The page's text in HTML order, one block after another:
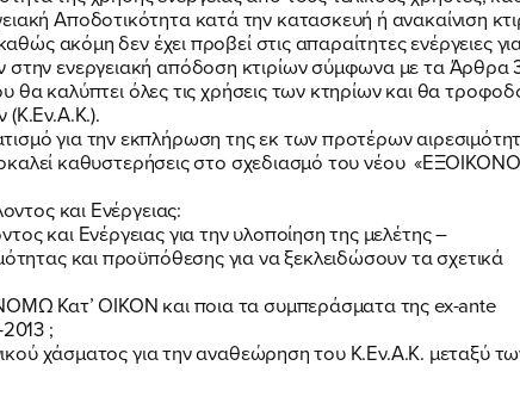
Αποδοτικότητα κατά την κατασκευή ή ανακαίνιση
ακόμη δεν έχει προβεί στις απαραίτητες ενέργειες
ενεργειακή απόδοση κτιρίων σύμφωνα με τα Άρθρα
θα καλύπτει όλες τις χρήσεις των κτηρίων και θα
(Κ.Εν.Α.Κ.).
για την εκπλήρωση της εκ των προτέρων
καθυστερήσεις στο σχεδιασμό του νέου
και Ενέργειας:
και Ενέργειας για την υλοποίηση της μελέτης –
και προϋπόθεσης για να ξεκλειδώσουν τα σχετικά
Κατ’ ΟΙΚΟΝ και ποια τα συμπεράσματα της ex-ante
;
χάσματος για την αναθεώρηση του Κ.Εν.Α.Κ. μεταξύ